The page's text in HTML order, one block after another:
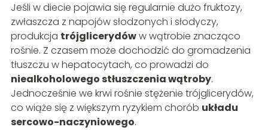
Jeśli w diecie pojawia się regularnie dużo fruktozy,
zwłaszcza z napojów słodzonych i słodyczy,
produkcja trójglicerydóww wątrobie znacząco
rośnie. Z czasem może dochodzić do gromadzenia
tłuszczu w hepatocytach, co prowadzi do
niealkoholowego stłuszczenia wątroby.
Jednocześnie we krwi rośnie stężenie trójglicerydów,
co wiąże się z większym ryzykiem chorób układu
sercowo-naczyniowego.